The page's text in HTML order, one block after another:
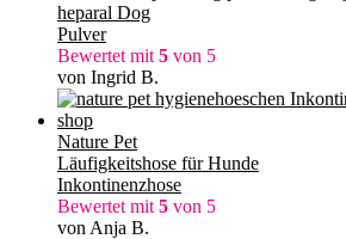
heparal Dog
Pulver
Bewertet mit 5 von 5
von Ingrid B.
Nature Pet
Läufigkeitshose für Hunde
Inkontinenzhose
Bewertet mit 5 von 5
von Anja B.